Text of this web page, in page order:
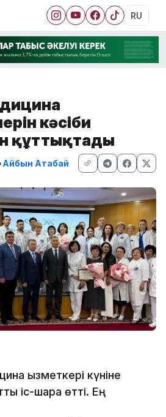
RU
кәсіби
құттықтады
Айбын Атабай
қызметкері күніне
іс-шара өтті. Ең